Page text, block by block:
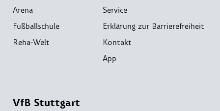
Arena
Fußballschule
Reha-Welt
Service
Erklärung zur Barrierefreiheit
Kontakt
App
VfB Stuttgart